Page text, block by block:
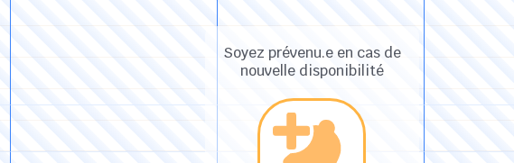
Soyez prévenu.e en cas de
nouvelle disponibilité